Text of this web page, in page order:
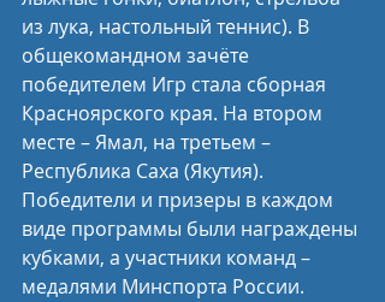
из лука, настольный теннис). В
общекомандном зачёте
победителем Игр стала сборная
Красноярского края. На втором
месте – Ямал, на третьем –
Республика Саха (Якутия).
Победители и призеры в каждом
виде программы были награждены
кубками, а участники команд –
медалями Минспорта России.